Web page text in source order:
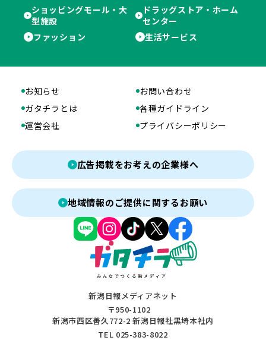
ショッピングモール・大
型施設
ドラッグストア・ホーム
センター
ファッション
生活サービス
新潟日報メディアネット
〒950-1102
新潟市西区善久772-2 新潟日報社黒埼本社内
TEL 025-383-8022
お知らせ
お問い合わせ
ガタチラとは
各種ガイドライン
運営会社
プライバシーポリシー
広告掲載をお考えの企業様へ
地域情報のご提供に関するお願い